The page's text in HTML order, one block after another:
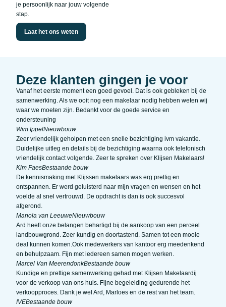
je persoonlijk naar jouw volgende
stap.
Laat het ons weten
Deze klanten gingen je voor
Vanaf het eerste moment een goed gevoel. Dat is ook gebleken bij de
samenwerking. Als we ooit nog een makelaar nodig hebben weten wij
waar we moeten zijn. Bedankt voor de goede service en
ondersteuning
Wim IppelNieuwbouw
Zeer vriendelijk geholpen met een snelle bezichtiging ivm vakantie.
Duidelijke uitleg en details bij de bezichtiging waarna ook telefonisch
vriendelijk contact volgende. Zeer te spreken over Klijsen Makelaars!
Kim FaesBestaande bouw
De kennismaking met Klijssen makelaars was erg prettig en
ontspannen. Er werd geluisterd naar mijn vragen en wensen en het
voelde al snel vertrouwd. De opdracht is dan is ook succesvol
afgerond.
Manola van LeeuweNieuwbouw
Ard heeft onze belangen behartigd bij de aankoop van een perceel
landbouwgrond. Zeer kundig en doortastend. Samen tot een mooie
deal kunnen komen.Ook medewerkers van kantoor erg meedenkend
en behulpzaam. Fijn met iedereen samen mogen werken.
Marcel Van MeerendonkBestaande bouw
Kundige en prettige samenwerking gehad met Klijsen Makelaardij
voor de verkoop van ons huis. Fijne begeleiding gedurende het
verkoopproces. Dank je wel Ard, Marloes en de rest van het team.
IVEBestaande bouw